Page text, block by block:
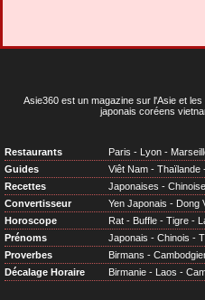
Asie360 est un magazine sur l'Asie et
japonais coréens
Restaurants Paris - Lyon -
Guides
Viêt Nam - Thaïlande
Recettes
Japonaises -
Convertisseur
Yen Japonais - Dong
Horoscope
Rat - Buffle - Tigre -
Prénoms
Japonais - Chinois -
Proverbes
Birmans -
Décalage Horaire
Birmanie - Laos -